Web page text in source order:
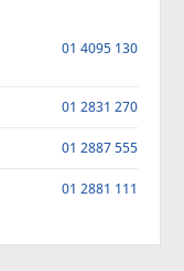
01 4095 130
01 2831 270
01 2887 555
01 2881 111